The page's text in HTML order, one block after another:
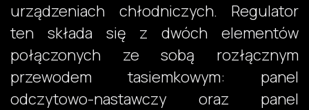
urządzeniach chłodniczych. Regulator
ten składa się z dwóch elementów
połączonych ze sobą rozłącznym
przewodem tasiemkowym: panel
odczytowo-nastawczy oraz panel